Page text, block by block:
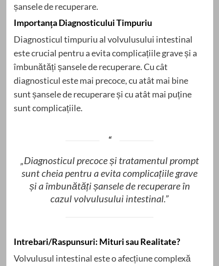
șansele de recuperare.
Importanța Diagnosticului Timpuriu
Diagnosticul timpuriu al volvulusului intestinal
este crucial pentru a evita complicațiile grave și a
îmbunătăți șansele de recuperare. Cu cât
diagnosticul este mai precoce, cu atât mai bine
sunt șansele de recuperare și cu atât mai puține
sunt complicațiile.
„Diagnosticul precoce și tratamentul prompt
sunt cheia pentru a evita complicațiile grave
și a îmbunătăți șansele de recuperare în
cazul volvulusului intestinal.”
Intrebari/Raspunsuri: Mituri sau Realitate?
Volvulusul intestinal este o afecțiune complexă